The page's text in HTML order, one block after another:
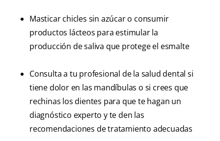
Masticar chicles sin azúcar o consumir
productos lácteos para estimular la
producción de saliva que protege el esmalte
Consulta a tu profesional de la salud dental si
tiene dolor en las mandíbulas o si crees que
rechinas los dientes para que te hagan un
diagnóstico experto y te den las
recomendaciones de tratamiento adecuadas